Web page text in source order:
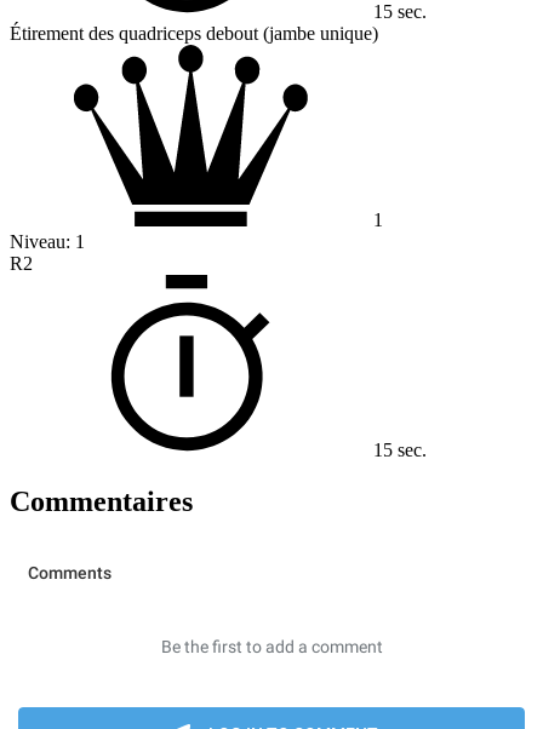
15 sec.
Étirement des quadriceps debout (jambe unique)
1
Niveau: 1
R2
15 sec.
Commentaires